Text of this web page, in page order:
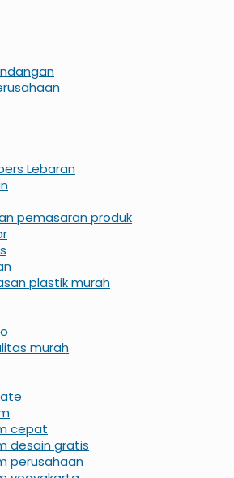
Lebaran
pemasaran produk
plastik murah
murah
cepat
desain gratis
perusahaan